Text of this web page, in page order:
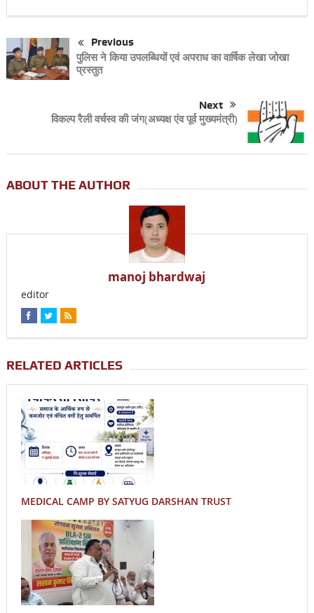
Previous
पुलिस ने किया उपलब्धियों एवं अपराध का वार्षिक लेखा जोखा
प्रस्तुत
Next
विकल्प रैली वर्चस्व की जंग(अध्यक्ष एंव पूर्व मुख्यमंत्री)
ABOUT THE AUTHOR
manoj bhardwaj
editor
RELATED ARTICLES
MEDICAL CAMP BY SATYUG DARSHAN TRUST